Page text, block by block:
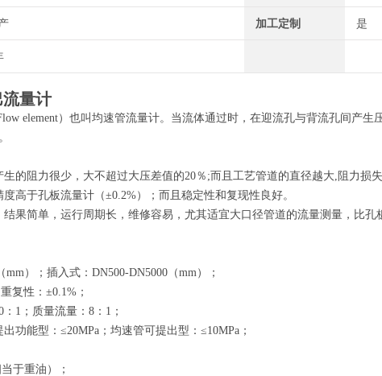
加工定制 是
量计
Flow element）也叫均速管流量计。当流体通过时，在迎流孔与背流孔间产
生的阻力很少，大不超过大压差值的20％;而且工艺管道的直径越大,阻力损失
度高于孔板流量计（±0.2%）；而且稳定性和复现性良好。
结果简单，运行周期长，维修容易，尤其适宜大口径管道的流量测量，比
mm）；插入式：DN500-DN5000（mm）；
复性：±0.1%；
1；质量流量：8：1；
功能型：≤20MPa；均速管可提出型：≤10MPa；
于重油）；